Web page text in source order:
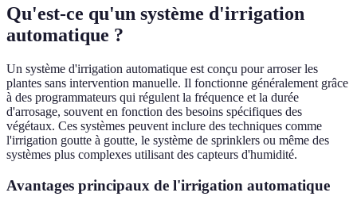
Qu'est-ce qu'un système d'irrigation
automatique ?
Un système d'irrigation automatique est conçu pour arroser les
plantes sans intervention manuelle. Il fonctionne généralement grâce
à des programmateurs qui régulent la fréquence et la durée
d'arrosage, souvent en fonction des besoins spécifiques des
végétaux. Ces systèmes peuvent inclure des techniques comme
l'irrigation goutte à goutte, le système de sprinklers ou même des
systèmes plus complexes utilisant des capteurs d'humidité.
Avantages principaux de l'irrigation automatique